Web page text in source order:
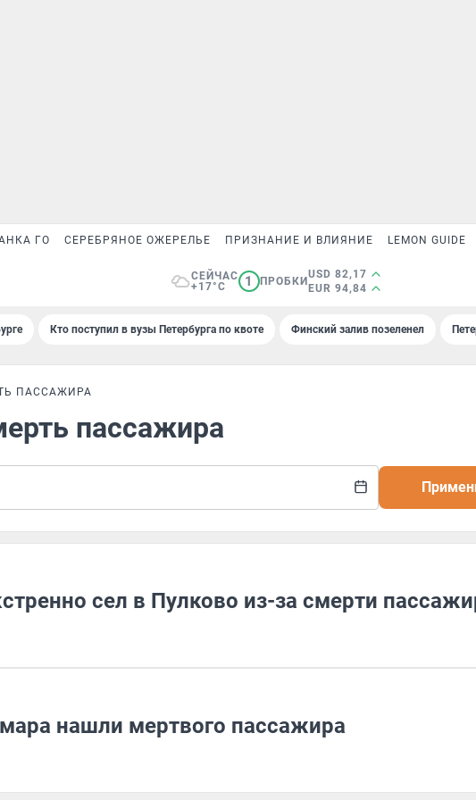
ГО СЕРЕБРЯНОЕ ОЖЕРЕЛЬЕ ПРИЗНАНИЕ И ВЛИЯНИЕ LEMON GUIDE
СЕЙЧАС
+17°C
1 ПРОБКИ
USD 82,17
EUR 94,84
Кто поступил в вузы Петербурга по квоте Финский залив позеленел
ПАССАЖИРА
пассажира
сел в Пулково из-за смерти
нашли мертвого пассажира